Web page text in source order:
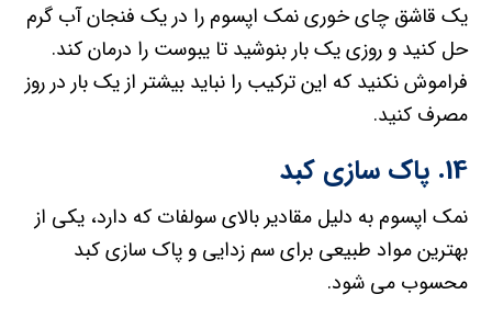
یک قاشق چای خوری نمک اپسوم را در یک فنجان آب گرم
حل کنید و روزی یک بار بنوشید تا یبوست را درمان کند.
فراموش نکنید که این ترکیب را نباید بیشتر از یک بار در روز
مصرف کنید.
14. پاک سازی کبد
نمک اپسوم به دلیل مقادیر بالای سولفات که دارد، یکی از
بهترین مواد طبیعی برای سم زدایی و پاک سازی کبد
محسوب می شود.